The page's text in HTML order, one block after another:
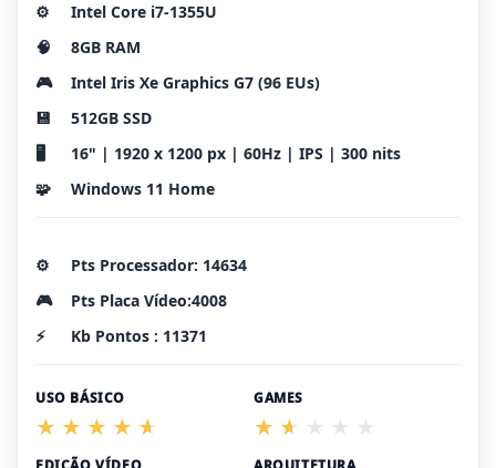
⚙️
Intel Core i7-1355U
🧠
8GB RAM
🎮
Intel Iris Xe Graphics G7 (96 EUs)
💾
512GB SSD
🖥️
16" | 1920 x 1200 px | 60Hz | IPS | 300 nits
🧩
Windows 11 Home
⚙️
Pts Processador: 14634
🎮
Pts Placa Vídeo:4008
⚡
Kb Pontos : 11371
USO BÁSICO GAMES